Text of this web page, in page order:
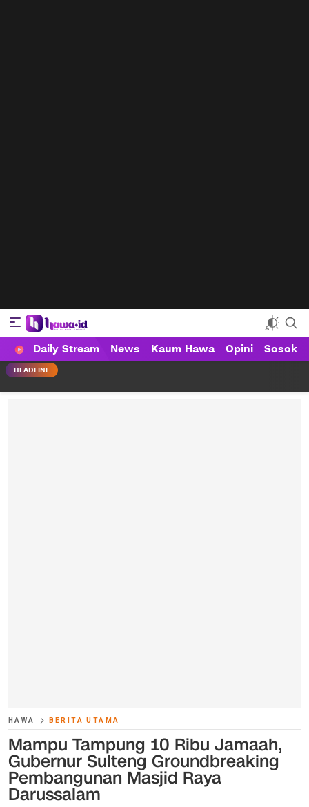
HAWA
Haluan Wanita Indonesia
Daily Stream News Kaum Hawa Opini Sosok
HEADLINE
HAWA BERITA UTAMA
Mampu Tampung 10 Ribu Jamaah,
Gubernur Sulteng Groundbreaking
Pembangunan Masjid Raya
Darussalam